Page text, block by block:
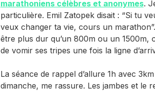
marathoniens célèbres et anonymes.
particulière. Emil Zatopek disait : “Si tu
veux changer ta vie, cours un
être plus dur qu’un 800m ou un 1500m,
de vomir ses tripes une fois la ligne
La séance de rappel d’allure 1h avec
dimanche, me rassure. Les jambes et le